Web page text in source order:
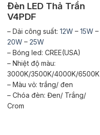
Đèn LED Thả Trần
V4PDF
– Dải công suất: 12W – 15W –
20W – 25W
– Bóng led: CREE(USA)
– Nhiệt độ màu:
3000K/3500K/4000K/6500K
– Màu vỏ: trắng/ đen
– Chóa đèn: Đen/ Trắng/
Crom